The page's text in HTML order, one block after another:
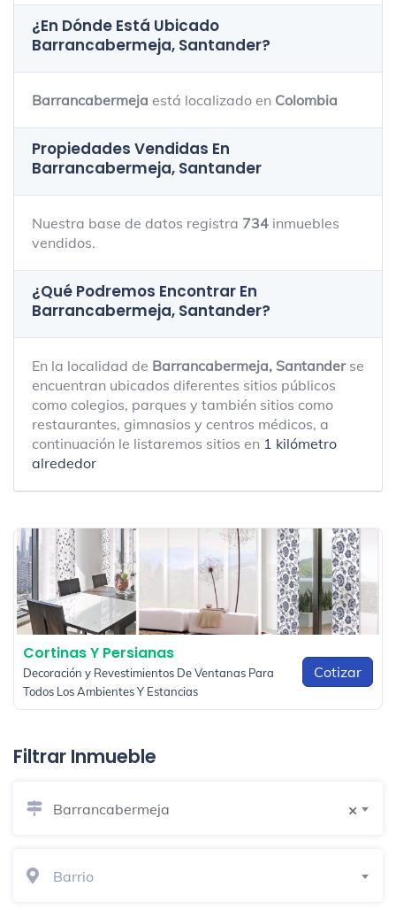
¿En Dónde Está Ubicado
Barrancabermeja, Santander?
Barrancabermeja está localizado en Colombia
Propiedades Vendidas En
Barrancabermeja, Santander
Nuestra base de datos registra 734 inmuebles
vendidos.
¿Qué Podremos Encontrar En
Barrancabermeja, Santander?
En la localidad de Barrancabermeja, Santanderse
encuentran ubicados diferentes sitios públicos
como colegios, parques y también sitios como
restaurantes, gimnasios y centros médicos, a
continuación le listaremos sitios en 1 kilómetro
alrededor
Cortinas Y Persianas
Decoración y Revestimientos De Ventanas Para
Todos Los Ambientes Y Estancias
Cotizar
Filtrar Inmueble
×
Barrancabermeja
Barrio